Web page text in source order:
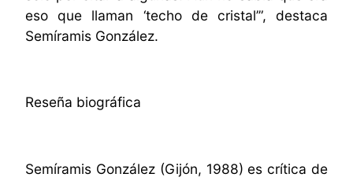
eso que llaman ‘techo de cristal’”, destaca
Semíramis González.
Reseña biográfica
Semíramis González (Gijón, 1988) es crítica de